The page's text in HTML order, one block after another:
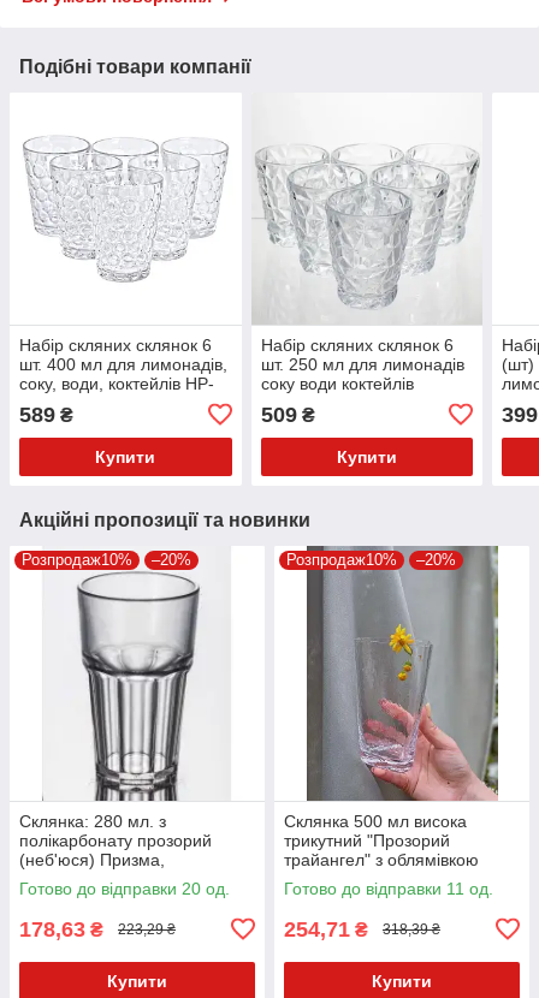
Подібні товари компанії
Набір скляних склянок 6
шт. 400 мл для лимонадів,
соку, води, коктейлів HP-
589 ₴
Купити
Набір скляних склянок 6
шт. 250 мл для лимонадів
соку води коктейлів
склянки скляні для напоїв
HP-19-168
509₴
Купити
(шт)
399
Акційні пропозиції та новинки
Розпродаж10% –20%
Склянка: 280 мл. з
полікарбонату прозорий
(неб'юся) Призма,
GastroPlast
Готово до відправки 20 од.
178,63 ₴ 223,29 ₴
Купити
Розпродаж10% –20%
Склянка 500 мл висока
трикутний "Прозорий
трайангел" з облямівкою
золото/срібло та без TR005
Готово до відправки 11 од.
254,71 ₴ 318,39 ₴
Купити